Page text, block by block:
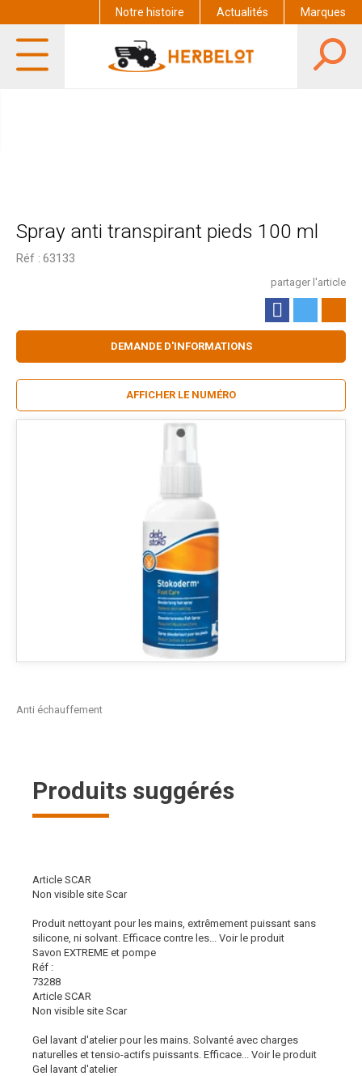
Notre histoire Actualités Marques
Spray anti transpirant pieds 100 ml
Réf : 63133
partager l'article
Anti échauffement
DEMANDE D'INFORMATIONS
AFFICHER LE NUMÉRO
Produits suggérés
Article SCAR
Non visible site Scar
Produit nettoyant pour les mains, extrêmement puissant sans
silicone, ni solvant. Efficace contre les...
Voir le produit
Savon EXTREME et pompe
Réf :
73288
Article SCAR
Non visible site Scar
Gel lavant d'atelier pour les mains. Solvanté avec charges
naturelles et tensio-actifs puissants. Efficace...
Voir le produit
Gel lavant d'atelier